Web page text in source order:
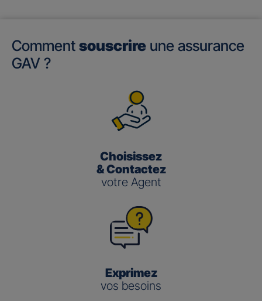
Comment souscrire une assurance
GAV ?
Choisissez
& Contactez
votre Agent
Exprimez
vos besoins